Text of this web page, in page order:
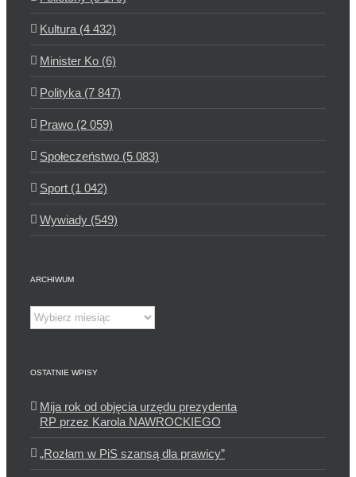
Kultura (4 432)
Minister Ko (6)
Polityka (7 847)
Prawo (2 059)
Społeczeństwo (5 083)
Sport (1 042)
Wywiady (549)
ARCHIWUM
Archiwum
OSTATNIE WPISY
Mija rok od objęcia urzędu prezydenta
RP przez Karola NAWROCKIEGO
„Rozłam w PiS szansą dla prawicy”